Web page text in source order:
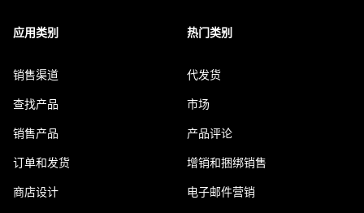
应用类别
销售渠道
查找产品
销售产品
订单和发货
商店设计
热门类别
代发货
市场
产品评论
增销和捆绑销售
电子邮件营销